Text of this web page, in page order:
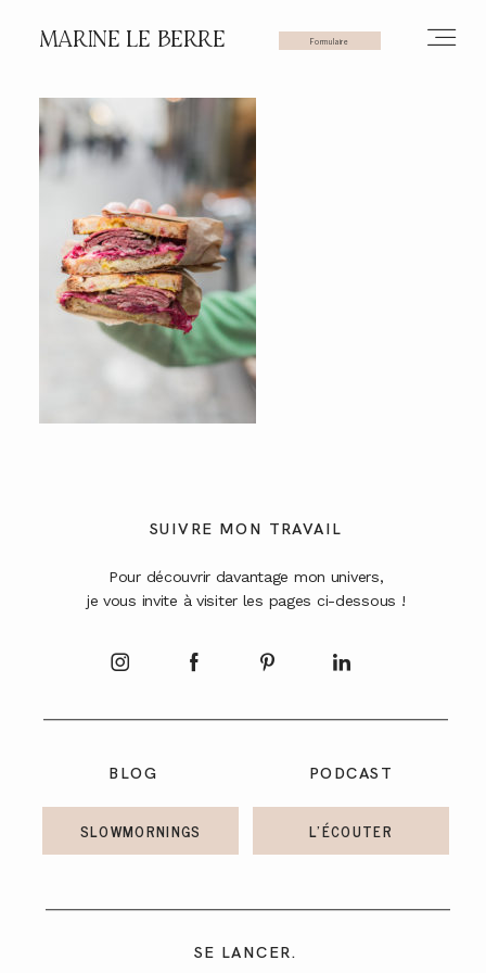
MARINE LE BERRE Formulaire
BLOG
SE LANCER.
SUIVRE MON TRAVAIL
SLOWMORNINGS
Pour découvrir davantage mon univers,
je vous invite à visiter les pages ci-dessous !
PODCAST
L'ÉCOUTER
HOME
PHOTOS
VIDÉOS
SERVICES
CONTACT